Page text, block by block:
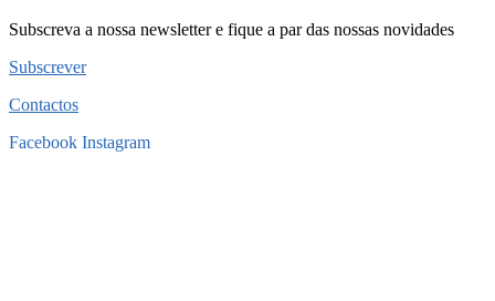
Subscreva a nossa newsletter e fique a par das nossas novidades
Subscrever
Contactos
Facebook Instagram